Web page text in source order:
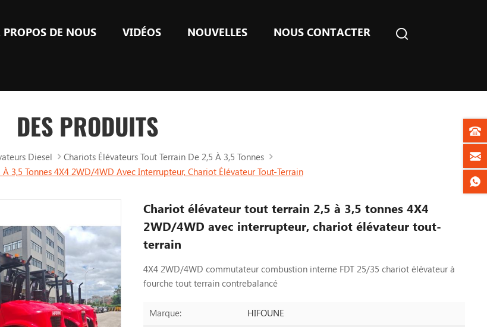
PROPOS DE NOUS VIDÉOS NOUVELLES NOUS CONTACTER
DES PRODUITS
Diesel
Chariots Élévateurs Tout Terrain De 2,5 À 3,5 Tonnes
3,5 Tonnes 4X4 2WD/4WD Avec Interrupteur, Chariot Élévateur Tout-Terrain
Chariot élévateur tout terrain 2,5 à 3,5 tonnes 4X4
2WD/4WD avec interrupteur, chariot élévateur tout-
terrain
4X4 2WD/4WD commutateur combustion interne FDT 25/35 chariot élévateur à
fourche tout terrain contrebalancé
Marque: HIFOUNE